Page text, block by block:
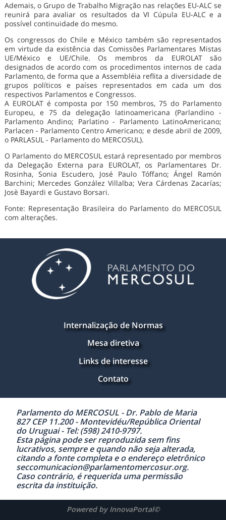
Ademais, o Grupo de Trabalho Migração nas relações EU-ALC se
reunirá para avaliar os resultados da VI Cúpula EU-ALC e a
possível continuidade do mesmo.
Os congressos do Chile e México também são representados
em virtude da existência das Comissões Parlamentares Mistas
UE/México e UE/Chile. Os membros da EUROLAT são
designados de acordo com os procedimentos internos de cada
Parlamento, de forma que a Assembléia reflita a diversidade de
grupos políticos e países representados em cada um dos
respectivos Parlamentos e Congressos.
A EUROLAT é composta por 150 membros, 75 do Parlamento
Europeu, e 75 da delegação latinoamericana (Parlandino -
Parlamento Andino; Parlatino - Parlamento LatinoAmericano;
Parlacen - Parlamento Centro Americano; e desde abril de 2009,
o PARLASUL - Parlamento do MERCOSUL).
O Parlamento do MERCOSUL estará representado por membros
da Delegação Externa para EUROLAT, os Parlamentares Dr.
Rosinha, Sonia Escudero, José Paulo Tóffano; Ángel Ramón
Barchini; Mercedes González Villalba; Vera Cárdenas Zacarías;
Josè Bayardi e Gustavo Borsari.
Fonte: Representação Brasileira do Parlamento do MERCOSUL
com alterações.
Internalização de Normas
Mesa diretiva
Links de interesse
Contato
Parlamento do MERCOSUL - Dr. Pablo de Maria
827 CEP 11.200 - Montevidéu/República Oriental
do Uruguai - Tel: (598) 2410-9797.
Esta página pode ser reproduzida sem fins
lucrativos, sempre e quando não seja alterada,
citando a fonte completa e o endereço eletrônico
seccomunicacion@parlamentomercosur.org.
Caso contrário, é requerida uma permissão
escrita da instituição.
Powered by InnovaPortal©